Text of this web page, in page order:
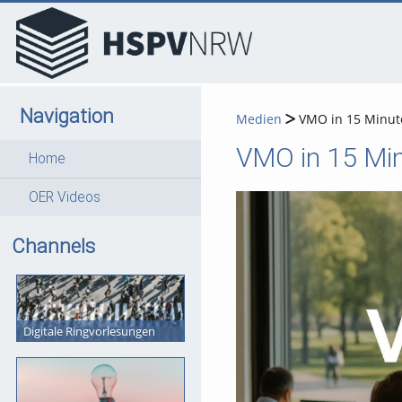
Navigation
Home
OER Videos
Channels
Digitale Ringvorlesungen
Medien VMO in 15
VMO in 15